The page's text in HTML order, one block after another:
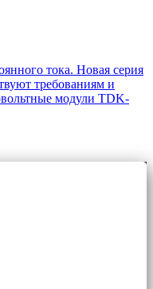
тока. Новая серия
требованиям и
модули TDK-